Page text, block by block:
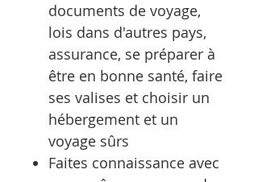
documents de voyage,
lois dans d'autres pays,
assurance, se préparer à
être en bonne santé, faire
ses valises et choisir un
hébergement et un
voyage sûrs
Faites connaissance avec